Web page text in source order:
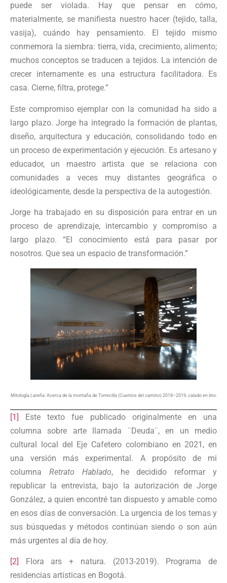
puede ser violada. Hay que pensar en cómo,
materialmente, se manifiesta nuestro hacer (tejido, talla,
vasija), cuándo hay pensamiento. El tejido mismo
conmemora la siembra: tierra, vida, crecimiento, alimento;
muchos conceptos se traducen a tejidos. La intención de
crecer internamente es una estructura facilitadora. Es
casa. Cierne, filtra, protege.”
Este compromiso ejemplar con la comunidad ha sido a
largo plazo. Jorge ha integrado la formación de plantas,
diseño, arquitectura y educación, consolidando todo en
un proceso de experimentación y ejecución. Es artesano y
educador, un maestro artista que se relaciona con
comunidades a veces muy distantes geográfica o
ideológicamente, desde la perspectiva de la autogestión.
Jorge ha trabajado en su disposición para entrar en un
proceso de aprendizaje, intercambio y compromiso a
largo plazo. “El conocimiento está para pasar por
nosotros. Que sea un espacio de transformación.”
Mitología Lareña: Acerca de la montaña de Torrecilla (Cuentos del camino) 2018–2019, calado en lino.
[1]
Este texto fue publicado originalmente en una
columna sobre arte llamada ¨Deuda¨, en un medio
cultural local del Eje Cafetero colombiano en 2021, en
una versión más experimental. A propósito de mi
columna Retrato Hablado, he decidido reformar y
republicar la entrevista, bajo la autorización de Jorge
González, a quien encontré tan dispuesto y amable como
en esos días de conversación. La urgencia de los temas y
sus búsquedas y métodos continúan siendo o son aún
más urgentes al día de hoy.
[2]
Flora ars + natura. (2013-2019). Programa de
residencias artísticas en Bogotá.